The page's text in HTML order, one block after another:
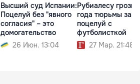
Высший суд Испании:
Поцелуй без "явного
согласия" – это
домогательство
26 Июн. 13:04
Рубиалесу
года тюрьмы за
поцелуй с
футболисткой
27 Мар. 21:48